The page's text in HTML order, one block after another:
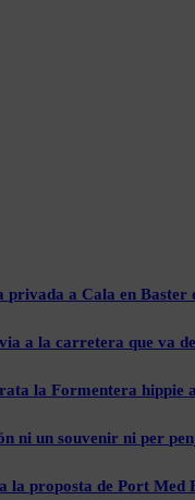
a Cala en
a la carretera que va
la Formentera
ni un souvenir ni per
la proposta de Port